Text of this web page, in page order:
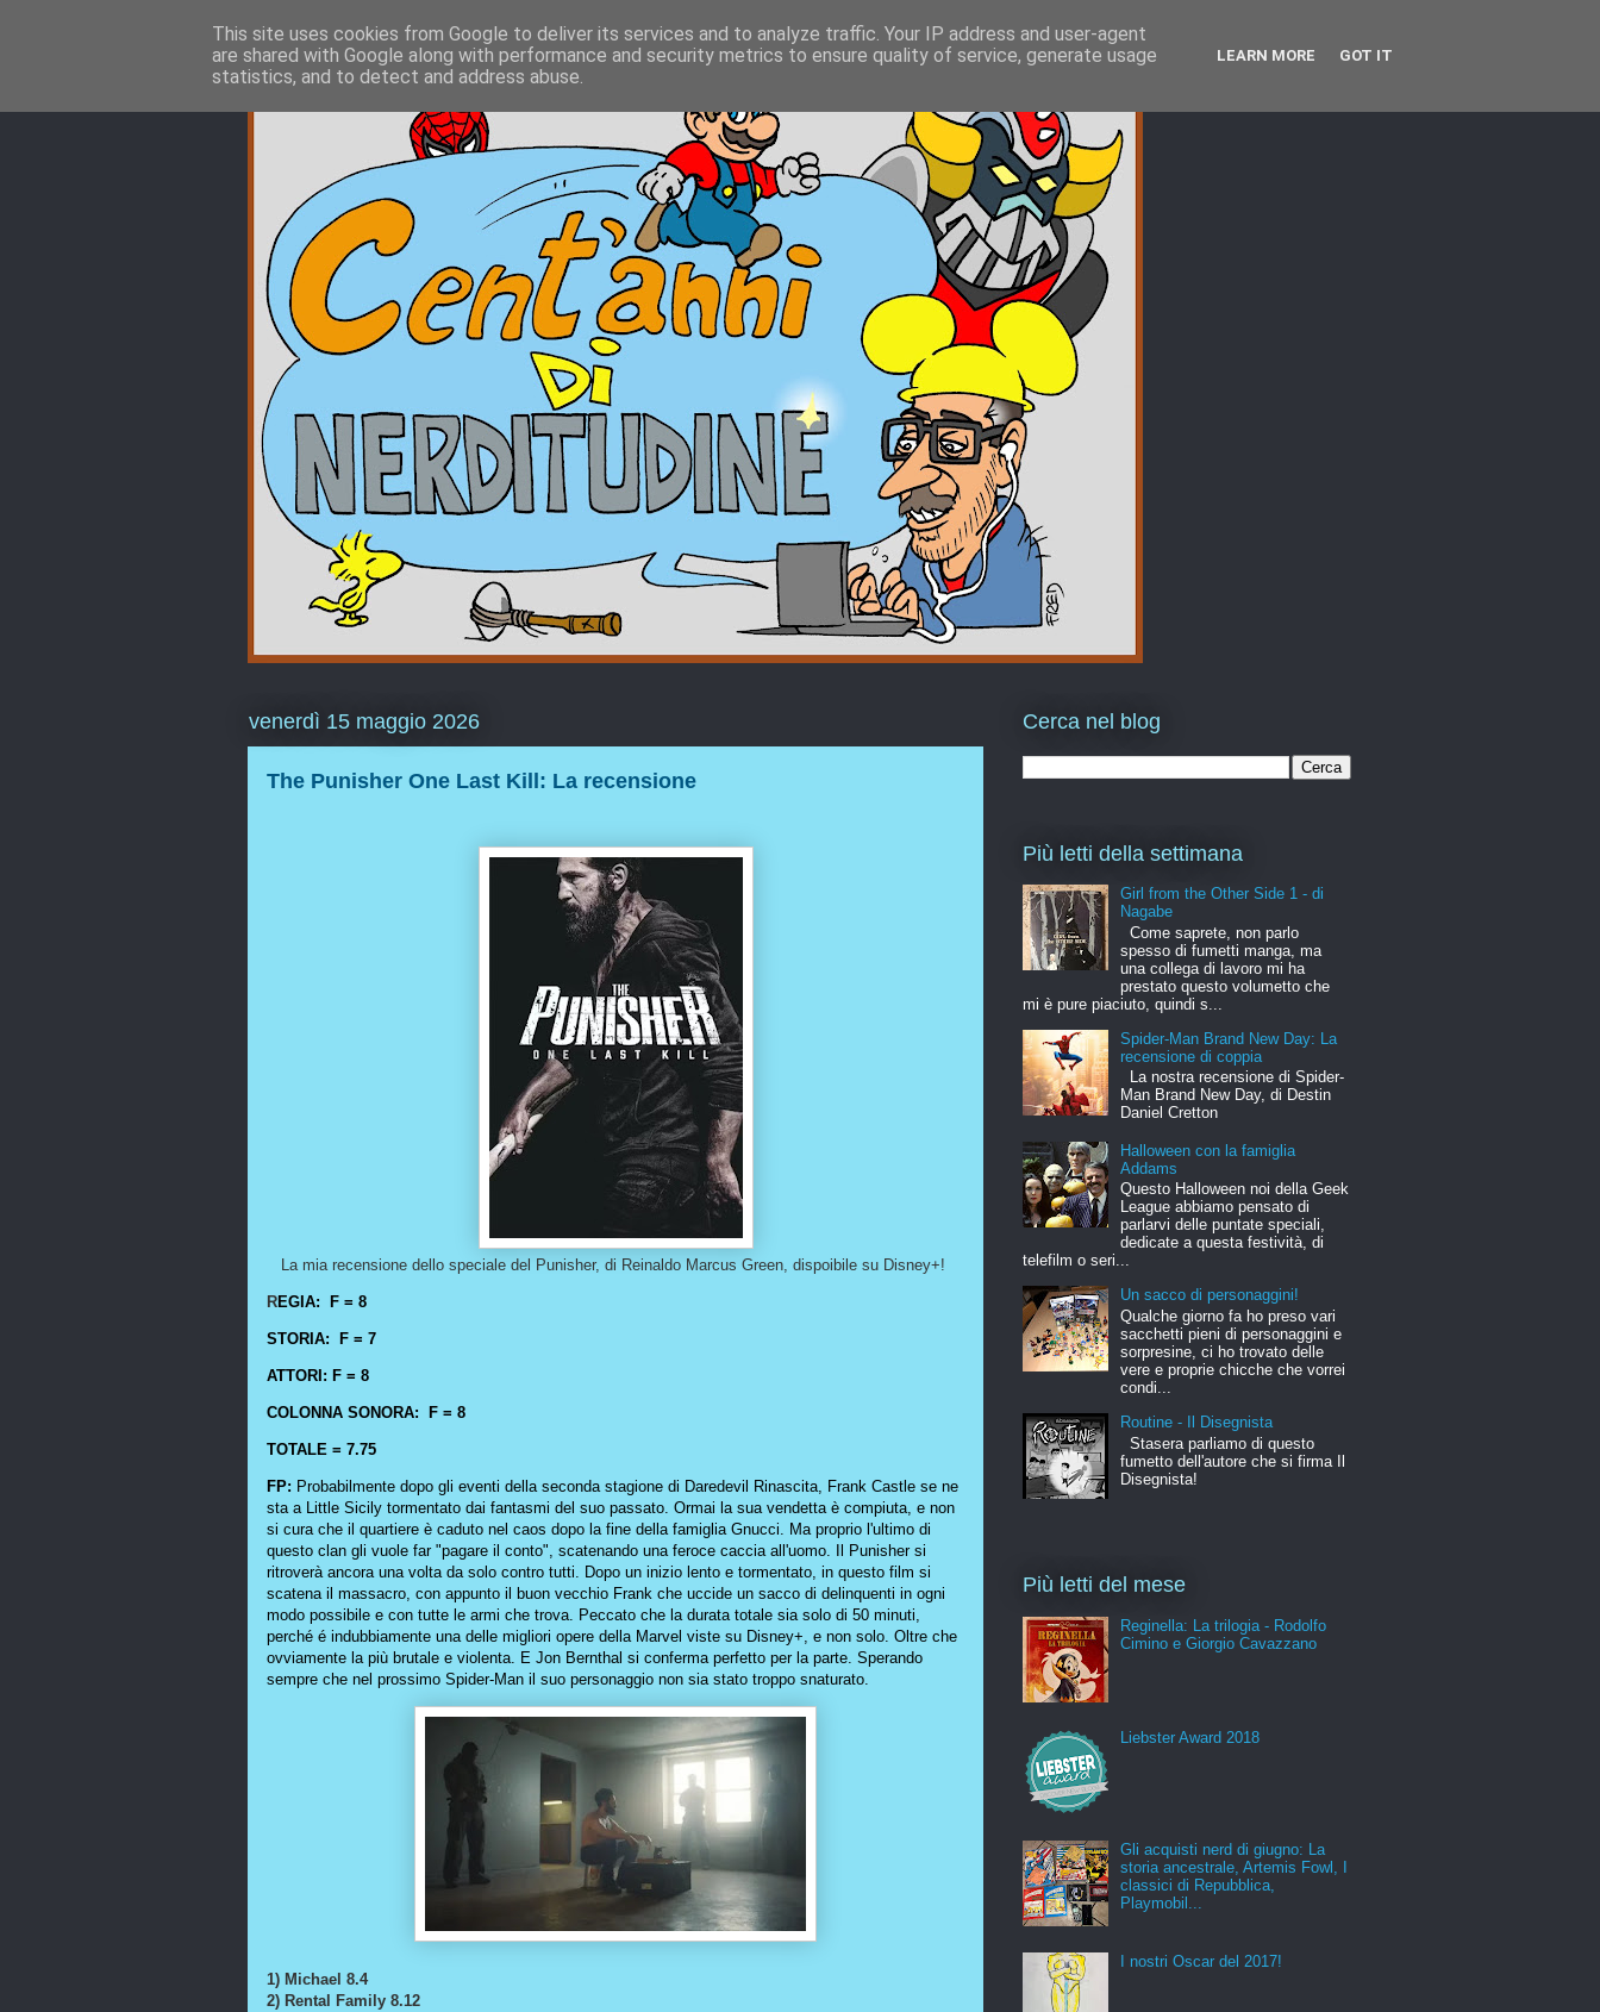
venerdì 15 maggio 2026
The Punisher One Last Kill: La recensione
La mia recensione dello speciale del Punisher, di Reinaldo Marcus Green, dispoibile su Disney+!
REGIA: F = 8
STORIA: F = 7
ATTORI: F = 8
COLONNA SONORA: F = 8
TOTALE = 7.75
FP: Probabilmente dopo gli eventi della seconda stagione di Daredevil Rinascita, Frank Castle se ne
sta a Little Sicily tormentato dai fantasmi del suo passato. Ormai la sua vendetta è compiuta, e non
si cura che il quartiere è caduto nel caos dopo la fine della famiglia Gnucci. Ma proprio l'ultimo di
questo clan gli vuole far "pagare il conto", scatenando una feroce caccia all'uomo. Il Punisher si
ritroverà ancora una volta da solo contro tutti. Dopo un inizio lento e tormentato, in questo film si
scatena il massacro, con appunto il buon vecchio Frank che uccide un sacco di delinquenti in ogni
modo possibile e con tutte le armi che trova. Peccato che la durata totale sia solo di 50 minuti,
perché é indubbiamente una delle migliori opere della Marvel viste su Disney+, e non solo. Oltre che
ovviamente la più brutale e violenta. E Jon Bernthal si conferma perfetto per la parte. Sperando
sempre che nel prossimo Spider-Man il suo personaggio non sia stato troppo snaturato.
1) Michael 8.4
2) Rental Family 8.12
Cerca nel blog
Più letti della settimana
Girl from the Other Side 1 - di
Nagabe
Come saprete, non parlo
spesso di fumetti manga, ma
una collega di lavoro mi ha
prestato questo volumetto che
mi è pure piaciuto, quindi s...
Spider-Man Brand New Day: La
recensione di coppia
La nostra recensione di Spider-
Man Brand New Day, di Destin
Daniel Cretton
Halloween con la famiglia
Addams
Questo Halloween noi della Geek
League abbiamo pensato di
parlarvi delle puntate speciali,
dedicate a questa festività, di
telefilm o seri...
Un sacco di personaggini!
Qualche giorno fa ho preso vari
sacchetti pieni di personaggini e
sorpresine, ci ho trovato delle
vere e proprie chicche che vorrei
condi...
Routine - Il Disegnista
Stasera parliamo di questo
fumetto dell'autore che si firma Il
Disegnista!
Più letti del mese
Reginella: La trilogia - Rodolfo
Cimino e Giorgio Cavazzano
Liebster Award 2018
Gli acquisti nerd di giugno: La
storia ancestrale, Artemis Fowl, I
classici di Repubblica,
Playmobil...
I nostri Oscar del 2017!
This site uses cookies from Google to deliver its services and to analyze traffic. Your IP address and user-agent
are shared with Google along with performance and security metrics to ensure quality of service, generate usage
statistics, and to detect and address abuse.
LEARN MORE GOT IT